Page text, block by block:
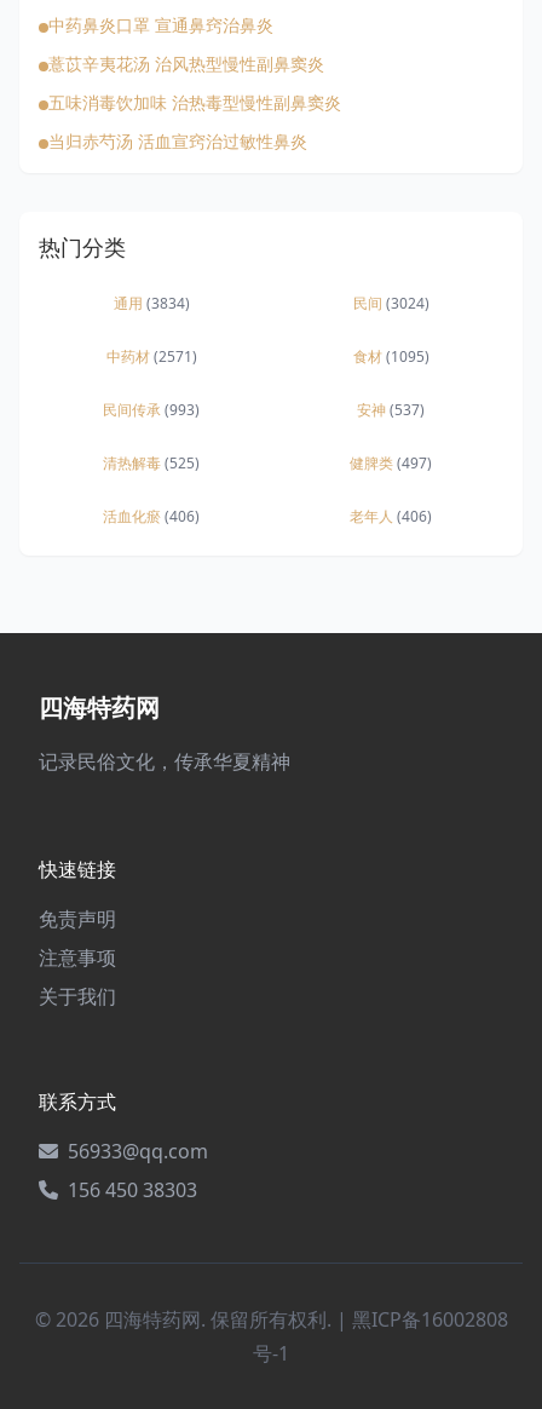
中药鼻炎口罩 宣通鼻窍治鼻炎
薏苡辛夷花汤 治风热型慢性副鼻窦炎
五味消毒饮加味 治热毒型慢性副鼻窦炎
当归赤芍汤 活血宣窍治过敏性鼻炎
热门分类
通用 (3834) 民间 (3024)
中药材(2571) 食材(1095)
民间传承(993) 安神(537)
清热解毒(525) 健脾类(497)
活血化瘀(406) 老年人 (406)
四海特药网
记录民俗文化，传承华夏精神
快速链接
免责声明
注意事项
关于我们
联系方式
56933@qq.com
156 450 38303
© 2026 四海特药网. 保留所有权利. | 黑ICP备16002808
号-1